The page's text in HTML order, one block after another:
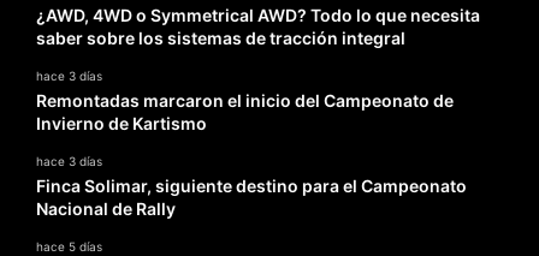
¿AWD, 4WD o Symmetrical AWD? Todo lo que necesita
saber sobre los sistemas de tracción integral
hace 3 días
Remontadas marcaron el inicio del Campeonato de
Invierno de Kartismo
hace 3 días
Finca Solimar, siguiente destino para el Campeonato
Nacional de Rally
hace 5 días